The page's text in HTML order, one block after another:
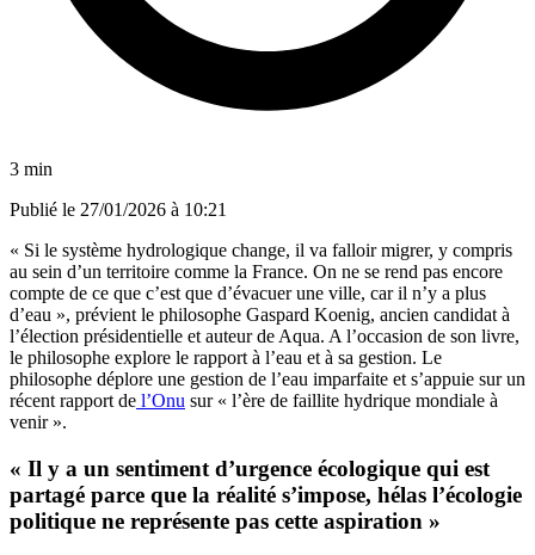
3 min
Publié le 27/01/2026 à 10:21
« Si le système hydrologique change, il va falloir migrer, y compris
au sein d’un territoire comme la France. On ne se rend pas encore
compte de ce que c’est que d’évacuer une ville, car il n’y a plus
d’eau », prévient le philosophe Gaspard Koenig, ancien candidat à
l’élection présidentielle et auteur de Aqua. A l’occasion de son livre,
le philosophe explore le rapport à l’eau et à sa gestion. Le
philosophe déplore une gestion de l’eau imparfaite et s’appuie sur un
récent rapport de l’Onu sur « l’ère de faillite hydrique mondiale à
venir ».
« Il y a un sentiment d’urgence écologique qui est
partagé parce que la réalité s’impose, hélas l’écologie
politique ne représente pas cette aspiration »